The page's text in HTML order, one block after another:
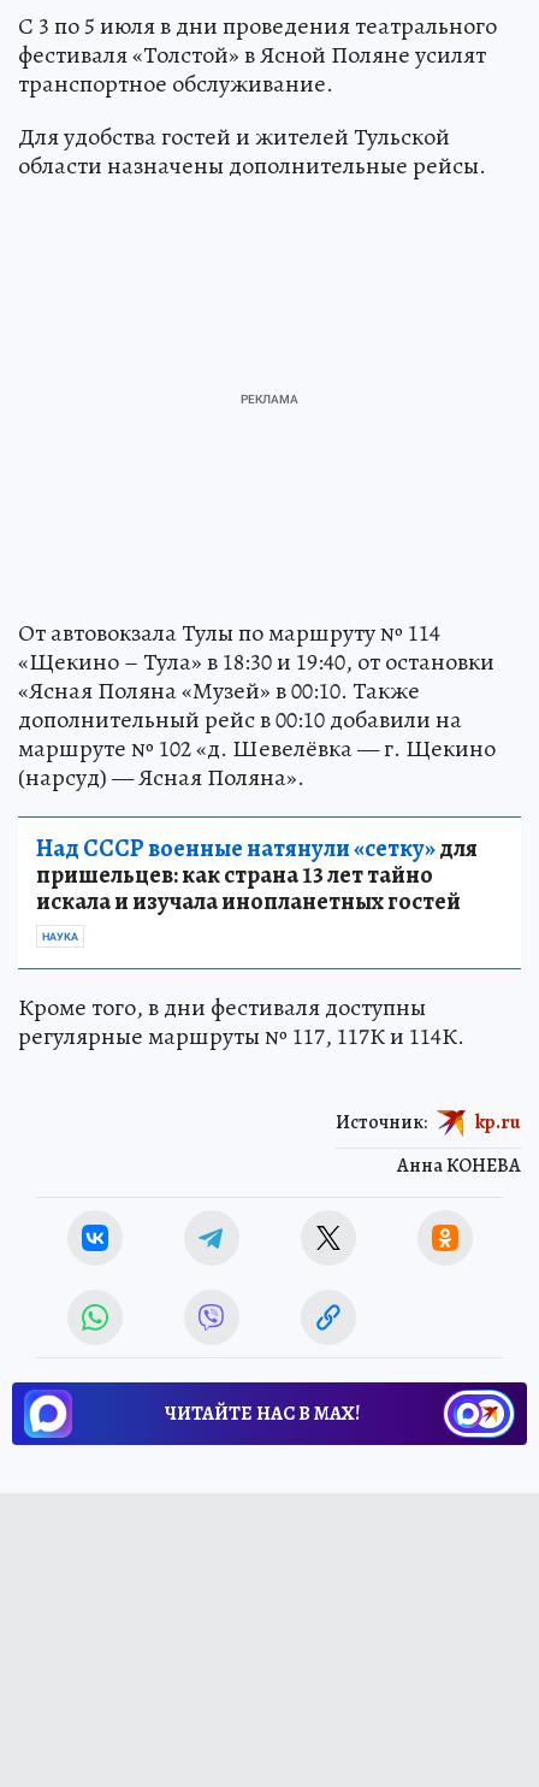
С 3 по 5 июля в дни проведения театрального
фестиваля «Толстой» в Ясной Поляне усилят
транспортное обслуживание.
Для удобства гостей и жителей Тульской
области назначены дополнительные рейсы.
От автовокзала Тулы по маршруту № 114
«Щекино – Тула» в 18:30 и 19:40, от остановки
«Ясная Поляна «Музей» в 00:10. Также
дополнительный рейс в 00:10 добавили на
маршруте № 102 «д. Шевелёвка — г. Щекино
(нарсуд) — Ясная Поляна».
Над СССР военные натянули «сетку»для
пришельцев: как страна 13 лет тайно
искала и изучала инопланетных гостей
НАУКА
Кроме того, в дни фестиваля доступны
регулярные маршруты № 117, 117К и 114К.
Анна КОНЕВА
Источник: kp.ru
ЧИТАЙТЕ НАС В МАХ!